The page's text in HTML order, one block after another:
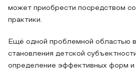
может приобрести посредством
практики.
Ещё одной проблемной областью
становления детской
определение эффективных форм и